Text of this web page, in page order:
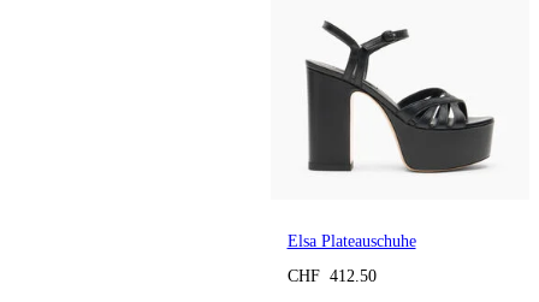
Elsa Plateauschuhe
CHF 412.50